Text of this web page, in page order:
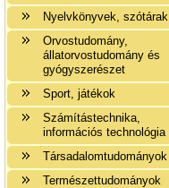
Nyelvkönyvek, szótárak
Orvostudomány,
állatorvostudomány és
gyógyszerészet
Sport, játékok
Számítástechnika,
információs technológia
Társadalomtudományok
Természettudományok